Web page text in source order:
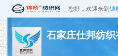
您好，欢迎来到 锦
石家庄仕邦纺